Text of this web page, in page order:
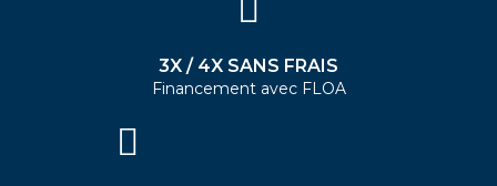
3X / 4X SANS FRAIS
Financement avec FLOA